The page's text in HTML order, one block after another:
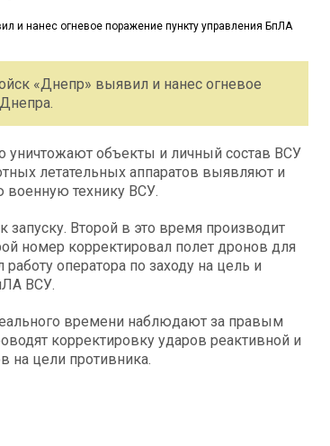
«Днепр» выявил и нанес огневое
объекты и личный состав ВСУ
летательных аппаратов выявляют и
технику ВСУ.
Второй в это время производит
номер корректировал полет дронов для
оператора по заходу на цель и
ВСУ.
времени наблюдают за правым
корректировку ударов реактивной и
на цели противника.